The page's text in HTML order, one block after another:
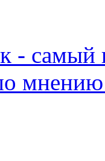
- самый